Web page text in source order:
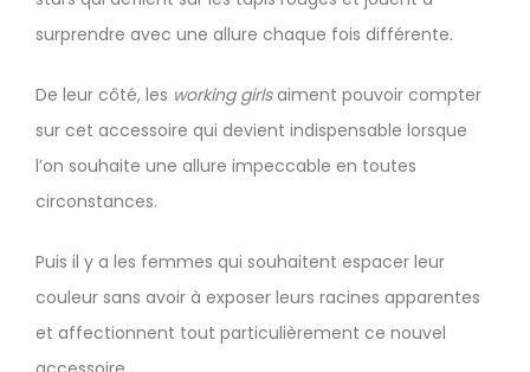
surprendre avec une allure chaque fois différente.
De leur côté, les working girlsaiment pouvoir compter
sur cet accessoire qui devient indispensable lorsque
l’on souhaite une allure impeccable en toutes
circonstances.
Puis il y a les femmes qui souhaitent espacer leur
couleur sans avoir à exposer leurs racines apparentes
et affectionnent tout particulièrement ce nouvel